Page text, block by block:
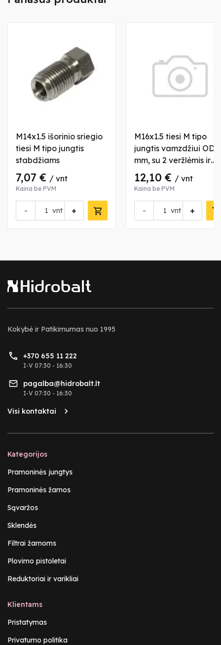
M14x1.5 išorinio sriegio
tiesi M tipo jungtis
stabdžiams
7,07 € / vnt
Kaina be PVM
- +
vnt
M16x1.5 tiesi M tipo
jungtis vamzdžiui OD
mm, su 2 veržlėmis ir
įvorėmis, nerūdijantis
plienas
12,10 € / vnt
Kaina be PVM
- +
vnt
Kokybė ir Patikimumas nuo 1995
+370 655 11 222
I-V 07:30 - 16:30
pagalba@hidrobalt.lt
I-V 07:30 - 16:30
Visi kontaktai
Kategorijos
Pramoninės jungtys
Pramoninės žarnos
Sąvaržos
Sklendės
Filtrai žarnoms
Plovimo pistoletai
Reduktoriai ir varikliai
Klientams
Pristatymas
Privatumo politika